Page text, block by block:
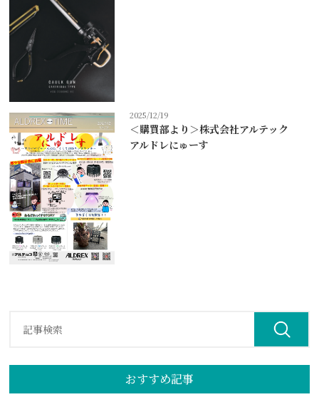
2025/12/19
＜購買部より＞株式会社アルテック
アルドレにゅーす
おすすめ記事